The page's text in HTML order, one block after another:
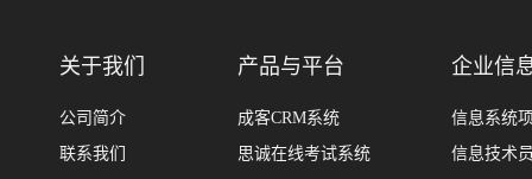
关于我们
公司简介
联系我们
产品与平台
成客CRM系统
思诚在线考试系统
企业信
信息系统
信息技术